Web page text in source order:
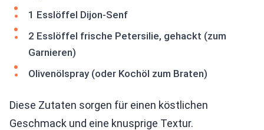
1 Esslöffel Dijon-Senf
2 Esslöffel frische Petersilie, gehackt (zum
Garnieren)
Olivenölspray (oder Kochöl zum Braten)
Diese Zutaten sorgen für einen köstlichen
Geschmack und eine knusprige Textur.